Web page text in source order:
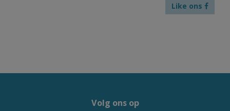
Like ons
Volg ons op